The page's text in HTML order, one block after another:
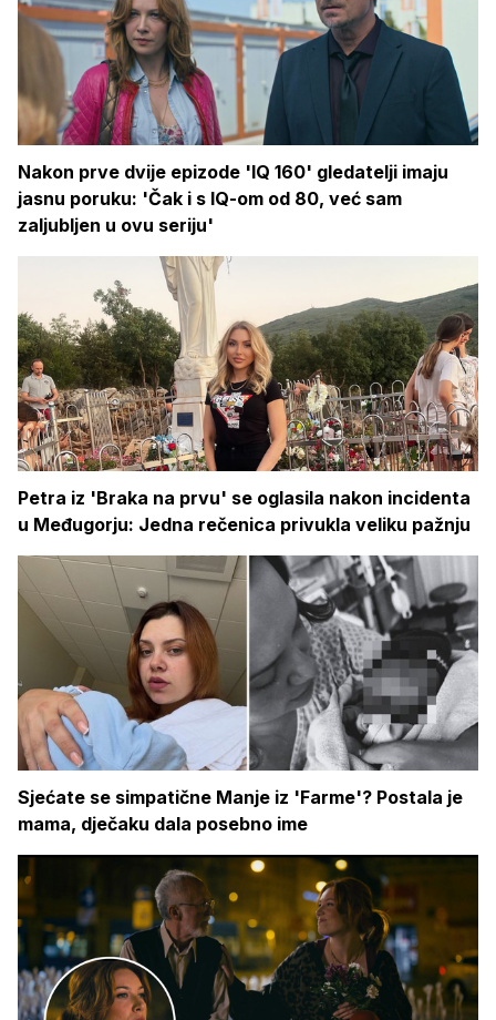
Nakon prve dvije epizode 'IQ 160' gledatelji imaju
jasnu poruku: 'Čak i s IQ-om od 80, već sam
zaljubljen u ovu seriju'
Petra iz 'Braka na prvu' se oglasila nakon incidenta
u Međugorju: Jedna rečenica privukla veliku pažnju
Sjećate se simpatične Manje iz 'Farme'? Postala je
mama, dječaku dala posebno ime